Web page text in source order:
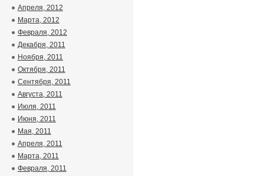
Апреля, 2012
Марта, 2012
Февраля, 2012
Декабря, 2011
Ноября, 2011
Октября, 2011
Сентября, 2011
Августа, 2011
Июля, 2011
Июня, 2011
Мая, 2011
Апреля, 2011
Марта, 2011
Февраля, 2011